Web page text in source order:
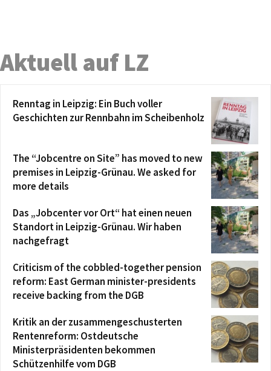
Aktuell auf LZ
Renntag in Leipzig: Ein Buch voller
Geschichten zur Rennbahn im Scheibenholz
The “Jobcentre on Site” has moved to new
premises in Leipzig-Grünau. We asked for
more details
Das „Jobcenter vor Ort“ hat einen neuen
Standort in Leipzig-Grünau. Wir haben
nachgefragt
Criticism of the cobbled-together pension
reform: East German minister-presidents
receive backing from the DGB
Kritik an der zusammengeschusterten
Rentenreform: Ostdeutsche
Ministerpräsidenten bekommen
Schützenhilfe vom DGB